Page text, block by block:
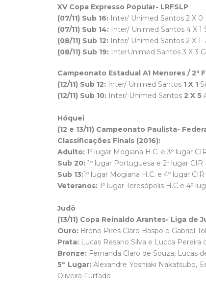
XV Copa Expresso Popular- LRFSLP
(07/11) Sub 16: Inter/ Unimed Santos 2 X 0
(07/11) Sub 14: Inter/ Unimed Santos 4 X 1
(08/11) Sub 12: Inter/ Unimed Santos 2 X 1
(08/11) Sub 19: InterUnimed Santos 3 X 3
Campeonato Estadual A1 Menores / 2ª
(12/11) Sub 12: Inter/ Unimed Santos 1 X 1
(12/11) Sub 10: Inter/ Unimed Santos 2 X 5
Hóquei
(12 e 13/11) Campeonato Paulista-
Classificações Finais (2016):
Adulto: 1º lugar Mogiana H.C. e 3º lugar
Sub 20: 1º lugar Portuguesa e 2º lugar CIR
Sub 13:1º lugar Mogiana H.C. e 4º lugar CIR
Veteranos: 1º lugar Teresópolis H.C e 4º
Judô
(13/11) Copa Reinaldo Arantes- Liga de
Ouro: Breno Pires Claro Baspo e Gabriel
Prata: Lucas Resano Silva e Lucca Pereira
Bronze: Fernanda Claro de Souza, Lucas
5º Lugar: Alexandre Yoshiaki Nakatsubo,
Oliveira Furtado